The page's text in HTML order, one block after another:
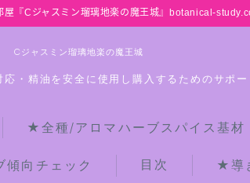
屋『Cジャスミン瑠璃地楽の魔王城』botanical-
Cジャスミン瑠璃地楽の魔王城
・精油を安全に使用し購入するためのサポ
★全種/アロマハーブスパイス基
向チェック 目次 ★導